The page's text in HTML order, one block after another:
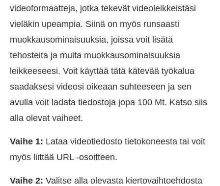
videoformaatteja, jotka tekevät videoleikkeistäsi
vieläkin upeampia. Siinä on myös runsaasti
muokkausominaisuuksia, joissa voit lisätä
tehosteita ja muita muokkausominaisuuksia
leikkeeseesi. Voit käyttää tätä kätevää työkalua
saadaksesi videosi oikeaan suhteeseen ja sen
avulla voit ladata tiedostoja jopa 100 Mt. Katso siis
alla olevat vaiheet.
Vaihe 1: Lataa videotiedosto tietokoneesta tai voit
myös liittää URL -osoitteen.
Vaihe 2: Valitse alla olevasta kiertovaihtoehdosta